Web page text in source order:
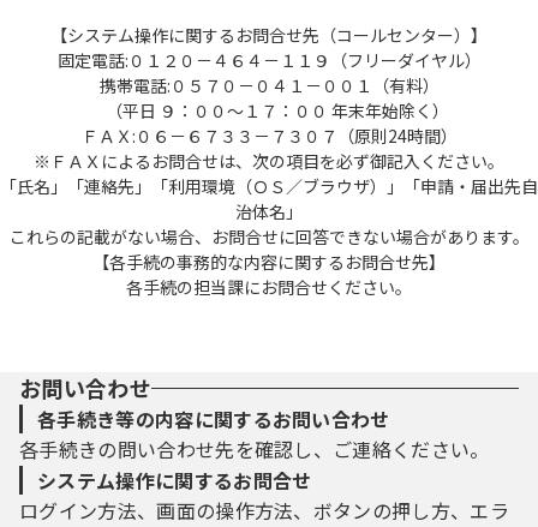
【システム操作に関するお問合せ先（コールセンター）】
固定電話:０１２０－４６４－１１９（フリーダイヤル）
携帯電話:０５７０－０４１－００１（有料）
（平日 ９：００～１７：００ 年末年始除く）
ＦＡＸ:０６－６７３３－７３０７（原則24時間）
※ＦＡＸによるお問合せは、次の項目を必ず御記入ください。
「氏名」「連絡先」「利用環境（ＯＳ／ブラウザ）」「申請・届出先自
治体名」
これらの記載がない場合、お問合せに回答できない場合があります。
【各手続の事務的な内容に関するお問合せ先】
各手続の担当課にお問合せください。
お問い合わせ
各手続き等の内容に関するお問い合わせ
各手続きの問い合わせ先を確認し、ご連絡ください。
システム操作に関するお問合せ
ログイン方法、画面の操作方法、ボタンの押し方、エラ